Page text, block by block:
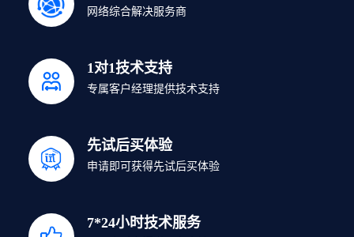
网络综合解决服务商
1对1技术支持
专属客户经理提供技术支持
先试后买体验
申请即可获得先试后买体验
7*24小时技术服务